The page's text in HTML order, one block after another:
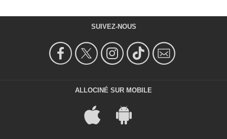
SUIVEZ-NOUS
ALLOCINÉ SUR MOBILE